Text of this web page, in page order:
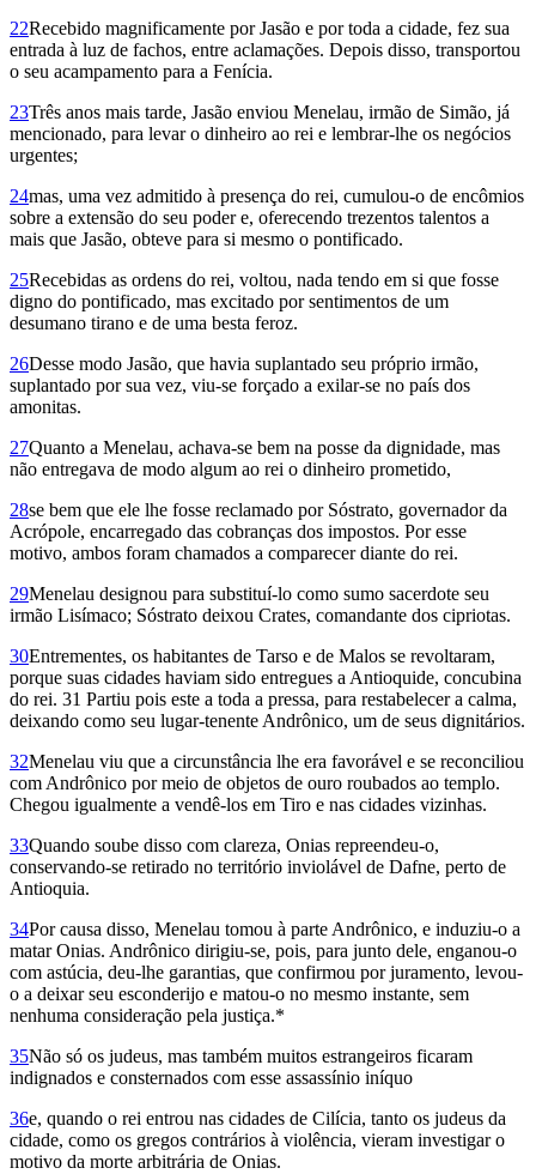
22Recebido magnificamente por Jasão e por toda a cidade, fez sua
entrada à luz de fachos, entre aclamações. Depois disso, transportou
o seu acampamento para a Fenícia.
23Três anos mais tarde, Jasão enviou Menelau, irmão de Simão, já
mencionado, para levar o dinheiro ao rei e lembrar-lhe os negócios
urgentes;
24mas, uma vez admitido à presença do rei, cumulou-o de encômios
sobre a extensão do seu poder e, oferecendo trezentos talentos a
mais que Jasão, obteve para si mesmo o pontificado.
25Recebidas as ordens do rei, voltou, nada tendo em si que fosse
digno do pontificado, mas excitado por sentimentos de um
desumano tirano e de uma besta feroz.
26Desse modo Jasão, que havia suplantado seu próprio irmão,
suplantado por sua vez, viu-se forçado a exilar-se no país dos
amonitas.
27Quanto a Menelau, achava-se bem na posse da dignidade, mas
não entregava de modo algum ao rei o dinheiro prometido,
28se bem que ele lhe fosse reclamado por Sóstrato, governador da
Acrópole, encarregado das cobranças dos impostos. Por esse
motivo, ambos foram chamados a comparecer diante do rei.
29Menelau designou para substituí-lo como sumo sacerdote seu
irmão Lisímaco; Sóstrato deixou Crates, comandante dos cipriotas.
30Entrementes, os habitantes de Tarso e de Malos se revoltaram,
porque suas cidades haviam sido entregues a Antioquide, concubina
do rei. 31 Partiu pois este a toda a pressa, para restabelecer a calma,
deixando como seu lugar-tenente Andrônico, um de seus dignitários.
32Menelau viu que a circunstância lhe era favorável e se reconciliou
com Andrônico por meio de objetos de ouro roubados ao templo.
Chegou igualmente a vendê-los em Tiro e nas cidades vizinhas.
33Quando soube disso com clareza, Onias repreendeu-o,
conservando-se retirado no território inviolável de Dafne, perto de
Antioquia.
34Por causa disso, Menelau tomou à parte Andrônico, e induziu-o a
matar Onias. Andrônico dirigiu-se, pois, para junto dele, enganou-o
com astúcia, deu-lhe garantias, que confirmou por juramento, levou-
o a deixar seu esconderijo e matou-o no mesmo instante, sem
nenhuma consideração pela justiça.*
35Não só os judeus, mas também muitos estrangeiros ficaram
indignados e consternados com esse assassínio iníquo
36e, quando o rei entrou nas cidades de Cilícia, tanto os judeus da
cidade, como os gregos contrários à violência, vieram investigar o
motivo da morte arbitrária de Onias.